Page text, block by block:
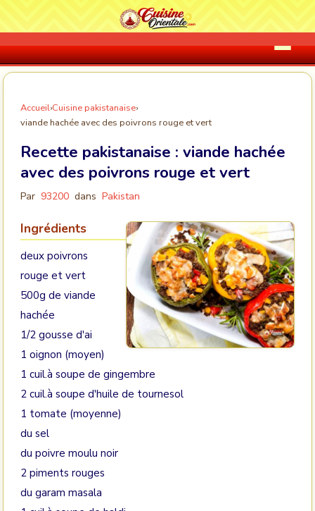
Accueil›Cuisine pakistanaise›
viande hachée avec des poivrons rouge et vert
Recette pakistanaise : viande hachée
avec des poivrons rouge et vert
Par 93200 dans Pakistan
Ingrédients
deux poivrons
rouge et vert
500g de viande
hachée
1/2 gousse d'ai
1 oignon (moyen)
1 cuil.à soupe de gingembre
2 cuil.à soupe d'huile de tournesol
1 tomate (moyenne)
du sel
du poivre moulu noir
2 piments rouges
du garam masala